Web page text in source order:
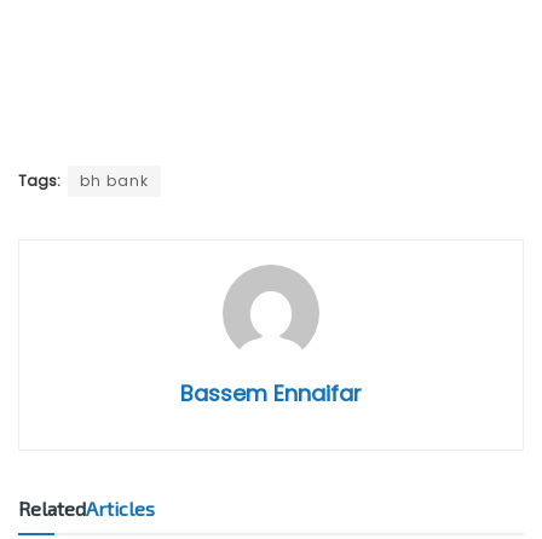
Tags: bh bank
Bassem Ennaifar
RelatedArticles